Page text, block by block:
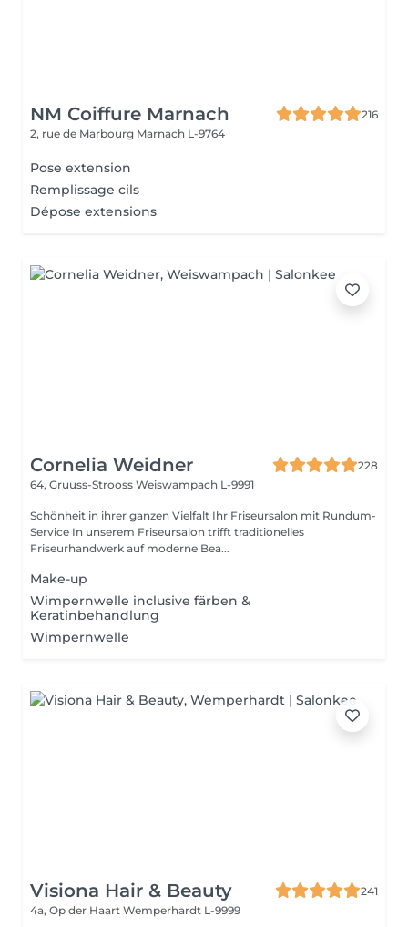
NM Coiffure Marnach
216
2, rue de Marbourg Marnach L-9764
Pose extension
Remplissage cils
Dépose extensions
Cornelia Weidner
228
64, Gruuss-Strooss Weiswampach L-9991
Schönheit in ihrer ganzen Vielfalt Ihr Friseursalon mit Rundum-
Service In unserem Friseursalon trifft traditionelles
Friseurhandwerk auf moderne Bea...
Make-up
Wimpernwelle inclusive färben &
Keratinbehandlung
Wimpernwelle
Visiona Hair & Beauty
241
4a, Op der Haart Wemperhardt L-9999